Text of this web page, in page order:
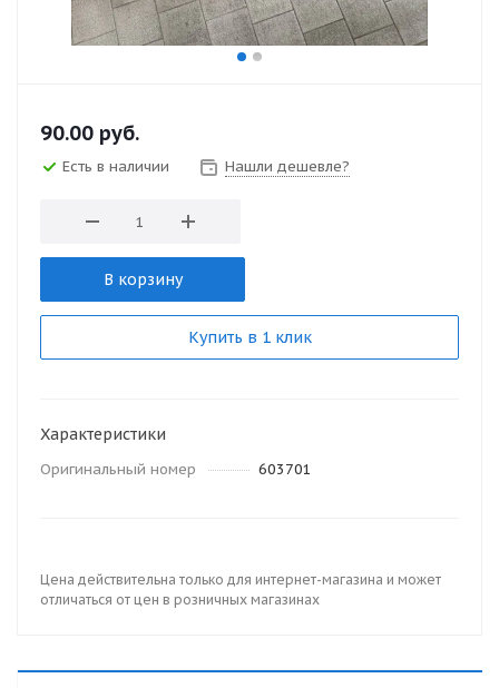
90.00 руб.
Есть в наличии Нашли дешевле?
В корзину
Купить в 1 клик
Характеристики
Оригинальный номер 603701
Цена действительна только для интернет-магазина и может
отличаться от цен в розничных магазинах